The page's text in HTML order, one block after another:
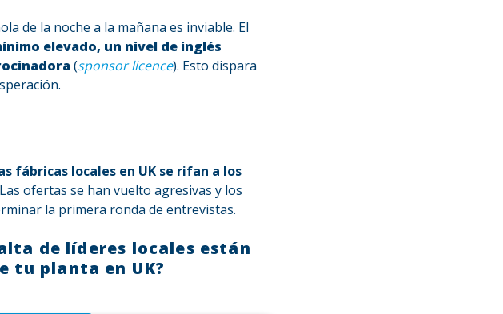
de la noche a la mañana es inviable. El
elevado, un nivel de inglés
(sponsor licence). Esto dispara
fábricas locales en UK se rifan a los
ofertas se han vuelto agresivas y los
la primera ronda de entrevistas.
de líderes locales están
tu planta en UK?